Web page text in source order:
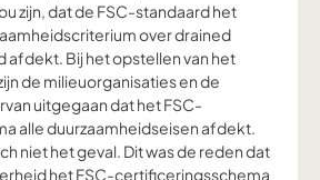
zijn, dat de FSC-standaard het
over drained
afdekt. Bij het opstellen van het
de milieuorganisaties en de
uitge­gaan dat het FSC-
alle duurzaamheidseisen afdekt.
niet het geval. Dit was de reden dat
het FSC-certificeringsschema